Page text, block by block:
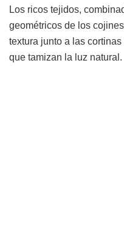
Los ricos tejidos,
geométricos de los
textura junto a las
que tamizan la luz natural.